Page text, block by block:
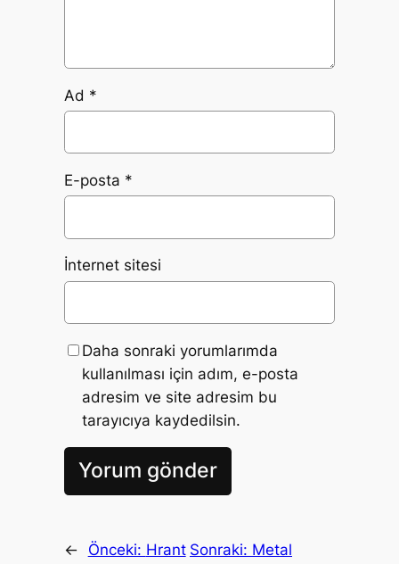
Ad *
E-posta *
İnternet sitesi
Daha sonraki yorumlarımda
kullanılması için adım, e-posta
adresim ve site adresim bu
tarayıcıya kaydedilsin.
← Önceki: Hrant Sonraki: Metal